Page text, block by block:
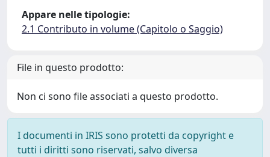
Appare nelle tipologie:
2.1 Contributo in volume (Capitolo o Saggio)
File in questo prodotto:
Non ci sono file associati a questo prodotto.
I documenti in IRIS sono protetti da copyright e
tutti i diritti sono riservati, salvo diversa